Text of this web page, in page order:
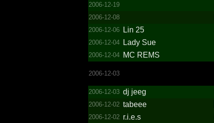
2006-12-19
2006-12-08
2006-12-06 Lin 25
2006-12-04 Lady Sue
2006-12-04 MC REMS
2006-12-03
2006-12-03 dj jeeg
2006-12-02 tabeee
2006-12-02 r.i.e.s